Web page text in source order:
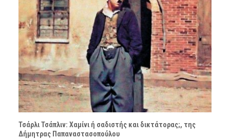
Τσάρλι Τσάπλιν: Χαμίνι ή σαδιστής και δικτάτορας;, της
Δήμητρας Παπαναστασοπούλου